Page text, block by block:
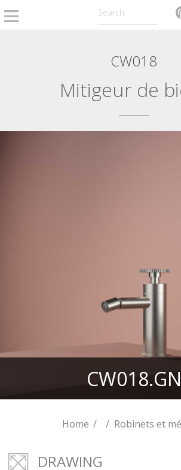
CW018
Mitigeur de
CW018.GN
Home Robinets et
DRAWING